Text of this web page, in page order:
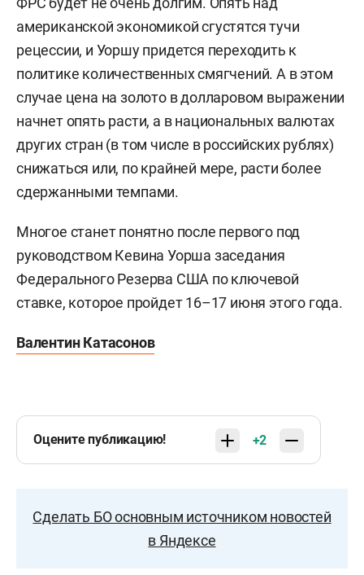
американской экономикой сгустятся тучи
рецессии, и Уоршу придется переходить к
политике количественных смягчений. А в этом
случае цена на золото в долларовом выражении
начнет опять расти, а в национальных валютах
других стран (в том числе в российских рублях)
снижаться или, по крайней мере, расти более
сдержанными темпами.
Многое станет понятно после первого под
руководством Кевина Уорша заседания
Федерального Резерва США по ключевой
ставке, которое пройдет 16–17 июня этого года.
Валентин Катасонов
Оцените публикацию! +2
Сделать БО основным источником новостей
в Яндексе